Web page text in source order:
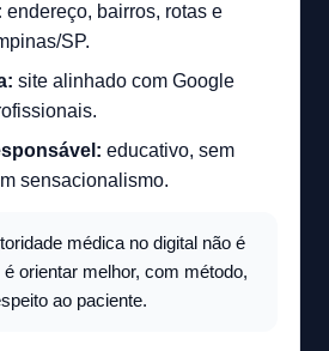
endereço, bairros, rotas e
SP.
site alinhado com Google
educativo, sem
sensacionalismo.
médica no digital não é
é orientar melhor, com método,
ao paciente.